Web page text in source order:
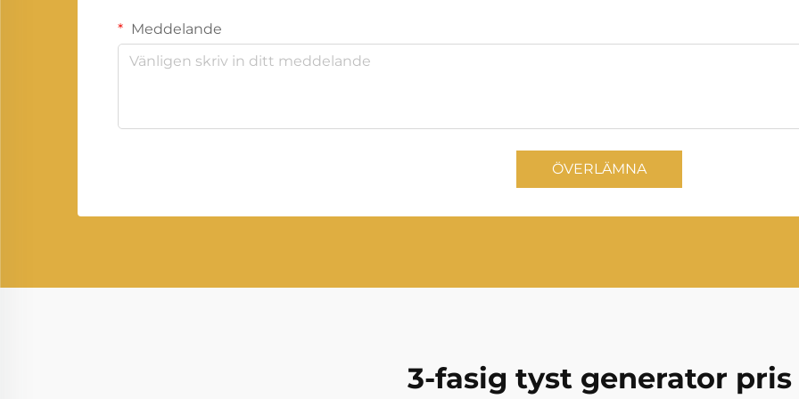
Meddelande
ÖVERLÄMNA
3-fasig tyst generator pris